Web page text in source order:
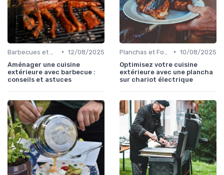
• 12/08/2025
Aménager une cuisine
extérieure avec barbecue :
conseils et astuces
• 10/08/2025
Optimisez votre cuisine
extérieure avec une plancha
sur chariot électrique